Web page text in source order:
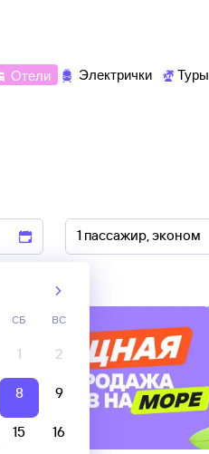
Отели Электрички Туры
СБ ВС
1 2
8 9
15 16